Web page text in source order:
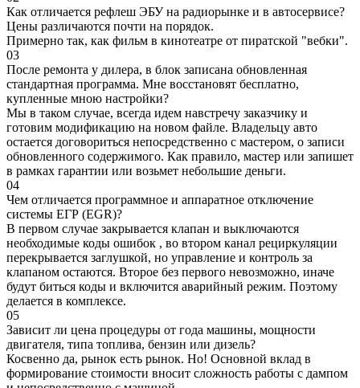
Как отличается рефлеш ЭБУ на радиорынке и в автосервисе?
Цены различаются почти на порядок.
Примерно так, как фильм в кинотеатре от пиратской "вебки".
03
После ремонта у дилера, в блок записана обновленная
стандартная программа. Мне восстановят бесплатно,
купленные мною настройки?
Мы в таком случае, всегда идем навстречу заказчику и
готовим модификацию на новом файле. Владельцу авто
остается договориться непосредственно с мастером, о записи
обновленного содержимого. Как правило, мастер или запишет
в рамках гарантии или возьмет небольшие деньги.
04
Чем отличается программное и аппаратное отключение
системы ЕГР (EGR)?
В первом случае закрывается клапан и выключаются
необходимые коды ошибок , во втором канал рециркуляции
перекрывается заглушкой, но управление и контроль за
клапаном остаются. Второе без первого невозможно, иначе
будут биться коды и включится аварийный режим. Поэтому
делается в комплексе.
05
Зависит ли цена процедуры от года машины, мощности
двигателя, типа топлива, бензин или дизель?
Косвенно да, рынок есть рынок. Но! Основной вклад в
формирование стоимости вносит сложность работы с дампом